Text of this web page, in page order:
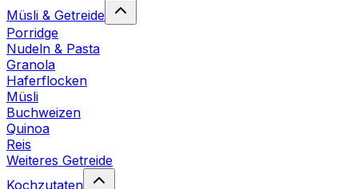
Müsli & Getreide
Porridge
Nudeln & Pasta
Granola
Haferflocken
Müsli
Buchweizen
Quinoa
Reis
Weiteres Getreide
Kochzutaten